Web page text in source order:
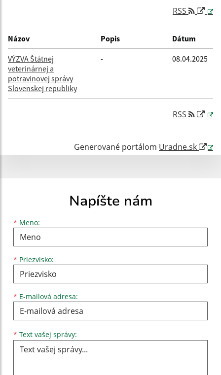
Filtrovať
RSS
Názov Popis Dátum
VÝZVA Štátnej
veterinárnej a
potravinovej správy
Slovenskej republiky
- 08.04.2025
RSS
Generované portálom Uradne.sk
Napíšte nám
* Meno:
Meno
* Priezvisko:
Priezvisko
* E-mailová adresa:
E-mailová adresa
* Text vašej správy: